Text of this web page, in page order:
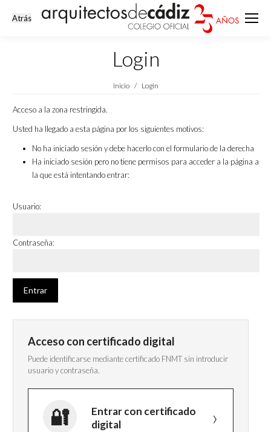
Login
Estás aquí:
Inicio Login
Acceso a la zona restringida.
Usted ha llegado a esta página por los siguientes motivos:
No ha iniciado sesión y debe hacerlo con el formulario de la derecha
Ha iniciado sesión pero no tiene permisos para acceder a la página a
la que está intentando entrar:
Usuario:
Contraseña:
Acceso con certificado digital
Puede identificarse mediante certificado FNMT sin introducir
usuario y contraseña.
Entrar con certificado
digital